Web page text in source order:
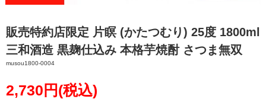
販売特約店限定 片瞑 (かたつむり) 25度 1800ml
三和酒造 黒麹仕込み 本格芋焼酎 さつま無双
musou1800-0004
2,730円(税込)